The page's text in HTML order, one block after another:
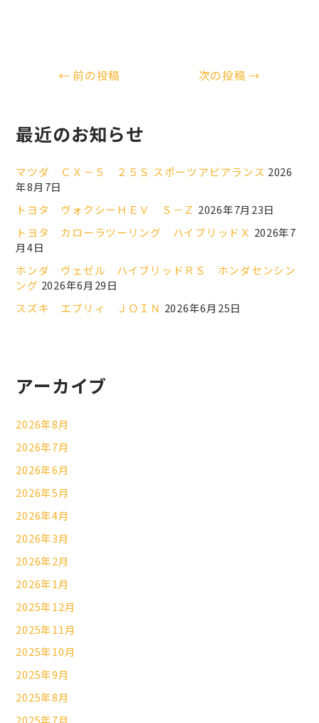
← 前の投稿 次の投稿→
最近のお知らせ
マツダ ＣＸ－５ ２５Ｓ スポーツアピアランス 2026
年8月7日
トヨタ ヴォクシーＨＥＶ Ｓ－Ｚ 2026年7月23日
トヨタ カローラツーリング ハイブリッドＸ 2026年7
月4日
ホンダ ヴェゼル ハイブリッドＲＳ ホンダセンシン
ング 2026年6月29日
スズキ エブリィ ＪＯＩＮ 2026年6月25日
アーカイブ
2026年8月
2026年7月
2026年6月
2026年5月
2026年4月
2026年3月
2026年2月
2026年1月
2025年12月
2025年11月
2025年10月
2025年9月
2025年8月
2025年7月